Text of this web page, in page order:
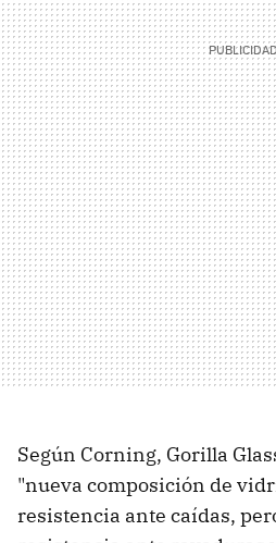
Según Corning, Gorilla
"nueva composición de
resistencia ante caídas,